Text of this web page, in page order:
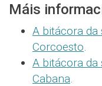
Máis
A bitácora da
Corcoesto.
A bitácora da
Cabana.